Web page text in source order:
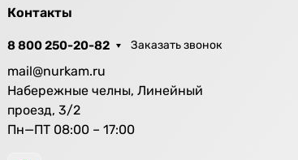
Контакты
8 800 250-20-82 Заказать звонок
mail@nurkam.ru
Набережные челны, Линейный
проезд, 3/2
Пн—ПТ 08:00 – 17:00